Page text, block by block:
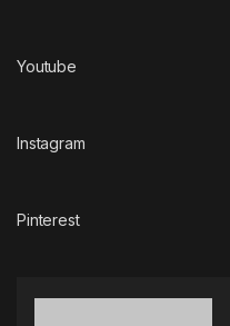
Youtube
Instagram
Pinterest